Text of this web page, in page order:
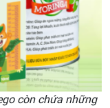
còn chứa những